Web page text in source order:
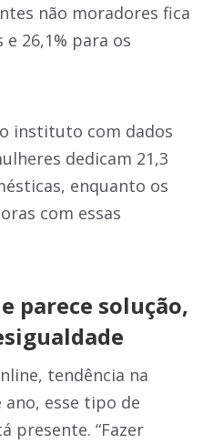
não moradores fica
26,1% para os
instituto com dados
dedicam 21,3
enquanto os
com essas
parece solução,
tendência na
esse tipo de
presente. “Fazer